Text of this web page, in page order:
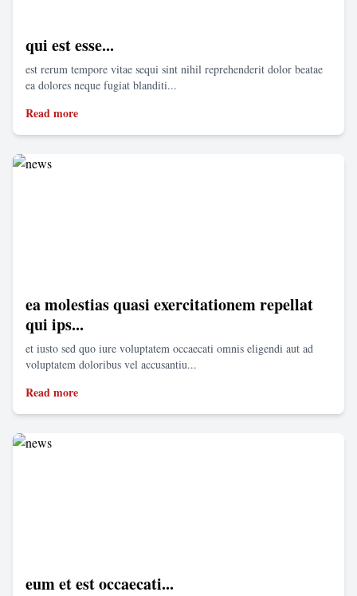
qui est esse...
est rerum tempore vitae sequi sint nihil reprehenderit dolor beatae
ea dolores neque fugiat blanditi...
Read more
ea molestias quasi exercitationem repellat
qui ips...
et iusto sed quo iure voluptatem occaecati omnis eligendi aut ad
voluptatem doloribus vel accusantiu...
Read more
eum et est occaecati...